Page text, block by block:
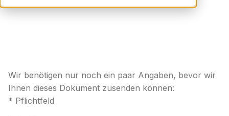
Wir benötigen nur noch ein paar Angaben, bevor wir
Ihnen dieses Dokument zusenden können:
* Pflichtfeld